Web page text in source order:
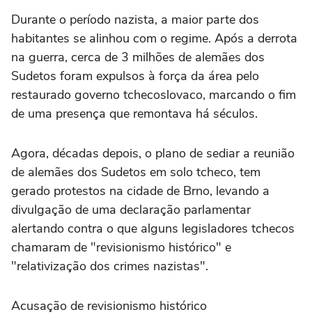
Durante o período nazista, a maior parte dos
habitantes se alinhou com o regime. Após a derrota
na guerra, cerca de 3 milhões de alemães dos
Sudetos foram expulsos à força da área pelo
restaurado governo tchecoslovaco, marcando o fim
de uma presença que remontava há séculos.
Agora, décadas depois, o plano de sediar a reunião
de alemães dos Sudetos em solo tcheco, tem
gerado protestos na cidade de Brno, levando a
divulgação de uma declaração parlamentar
alertando contra o que alguns legisladores tchecos
chamaram de "revisionismo histórico" e
"relativização dos crimes nazistas".
Acusação de revisionismo histórico